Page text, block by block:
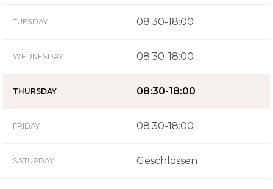
TUESDAY 08:30-18:00
WEDNESDAY 08:30-18:00
THURSDAY 08:30-18:00
FRIDAY 08:30-18:00
SATURDAY Geschlossen